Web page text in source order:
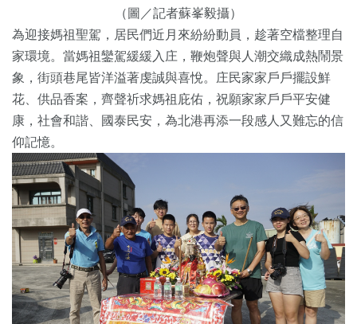
（圖／記者蘇峯毅攝）
為迎接媽祖聖駕，居民們近月來紛紛動員，趁著空檔整理自
家環境。當媽祖鑾駕緩緩入庄，鞭炮聲與人潮交織成熱鬧景
象，街頭巷尾皆洋溢著虔誠與喜悅。庄民家家戶戶擺設鮮
花、供品香案，齊聲祈求媽祖庇佑，祝願家家戶戶平安健
康，社會和諧、國泰民安，為北港再添一段感人又難忘的信
仰記憶。